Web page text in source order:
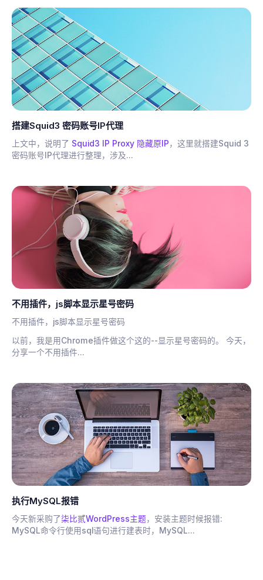
搭建Squid3 密码账号IP代理
上文中，说明了 Squid3 IP Proxy 隐藏原IP，这里就搭建Squid 3
密码账号IP代理进行整理，涉及...
不用插件，js脚本显示星号密码
不用插件，js脚本显示星号密码
以前，我是用Chrome插件做这个这的--显示星号密码的。 今天，
分享一个不用插件...
执行MySQL报错
今天新采购了柒比贰WordPress主题，安装主题时候报错:
MySQL命令行使用sql语句进行建表时，MySQL...